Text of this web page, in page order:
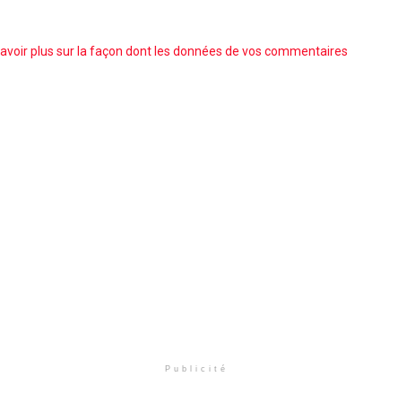
plus sur la façon dont les données de vos commentaires
Publicité